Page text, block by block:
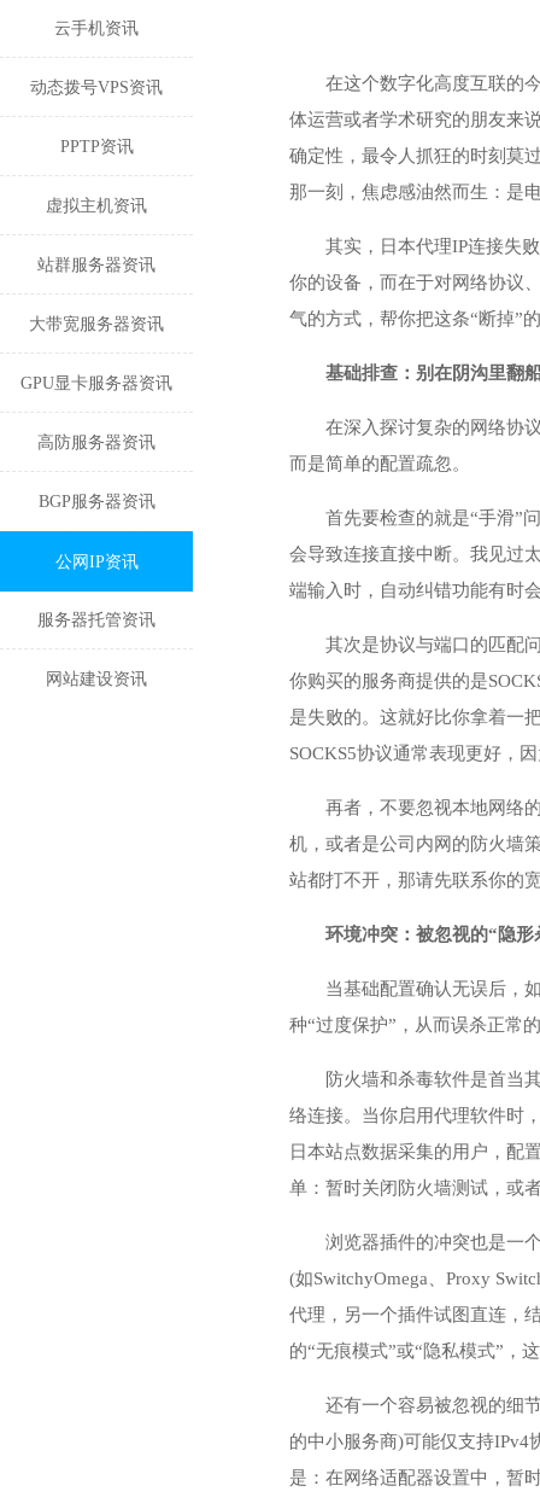
云手机资讯
动态拨号VPS资讯
PPTP资讯
虚拟主机资讯
站群服务器资讯
大带宽服务器资讯
GPU显卡服务器资讯
高防服务器资讯
BGP服务器资讯
公网IP资讯
服务器托管资讯
网站建设资讯
在这个数字化高度互联的
体运营或者学术研究的朋友来
确定性，最令人抓狂的时刻莫
那一刻，焦虑感油然而生：是
其实， 日本代理IP连接失
你的设备，而在于对网络协议
气的方式，帮你把这条“断掉”
基础排查：别在阴沟里翻
在深入探讨复杂的网络协
而是简单的配置疏忽。
首先要检查的就是“手滑”
会导致连接直接中断。我见过
端输入时，自动纠错功能有时
其次是协议与端口的匹配
你购买的服务商提供的是
是失败的。这就好比你拿着一
SOCKS5协议通常表现更好，
再者，不要忽视本地网络
机，或者是公司内网的防火墙
站都打不开，那请先联系你的
环境冲突：被忽视的“隐形
当基础配置确认无误后，
种“过度保护”，从而误杀正常
防火墙和杀毒软件是首当
络连接。当你启用代理软件时
日本站点数据采集的用户，配
单：暂时关闭防火墙测试，或
浏览器插件的冲突也是一
(如SwitchyOmega、Proxy
代理，另一个插件试图直连，
的“无痕模式”或“隐私模式”，
还有一个容易被忽视的细
的中小服务商)可能仅支持IPv4
是：在网络适配器设置中，暂